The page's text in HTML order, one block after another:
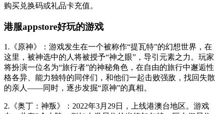
购买兑换码或礼品卡充值。
港服appstore好玩的游戏
1.《原神》：游戏发生在一个被称作“提瓦特”的幻想世界，在
这里，被神选中的人将被授予“神之眼”，导引元素之力。玩家
将扮演一位名为“旅行者”的神秘角色，在自由的旅行中邂逅性
格各异、能力独特的同伴们，和他们一起击败强敌，找回失散
的亲人——同时，逐步发掘“原神”的真相。
2.《奥丁：神叛》：2022年3月29日，上线港澳台地区。游戏